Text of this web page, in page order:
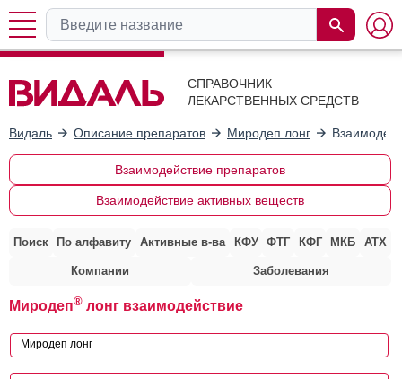
СПРАВОЧНИК
ЛЕКАРСТВЕННЫХ СРЕДСТВ
Видаль Описание препаратов Миродеп лонг
Взаимодействие препаратов
Взаимодействие активных веществ
Поиск По алфавиту Активные в-ва КФУ ФТГ КФГ МКБ АТХ
Компании Заболевания
Миродеп® лонг взаимодействие